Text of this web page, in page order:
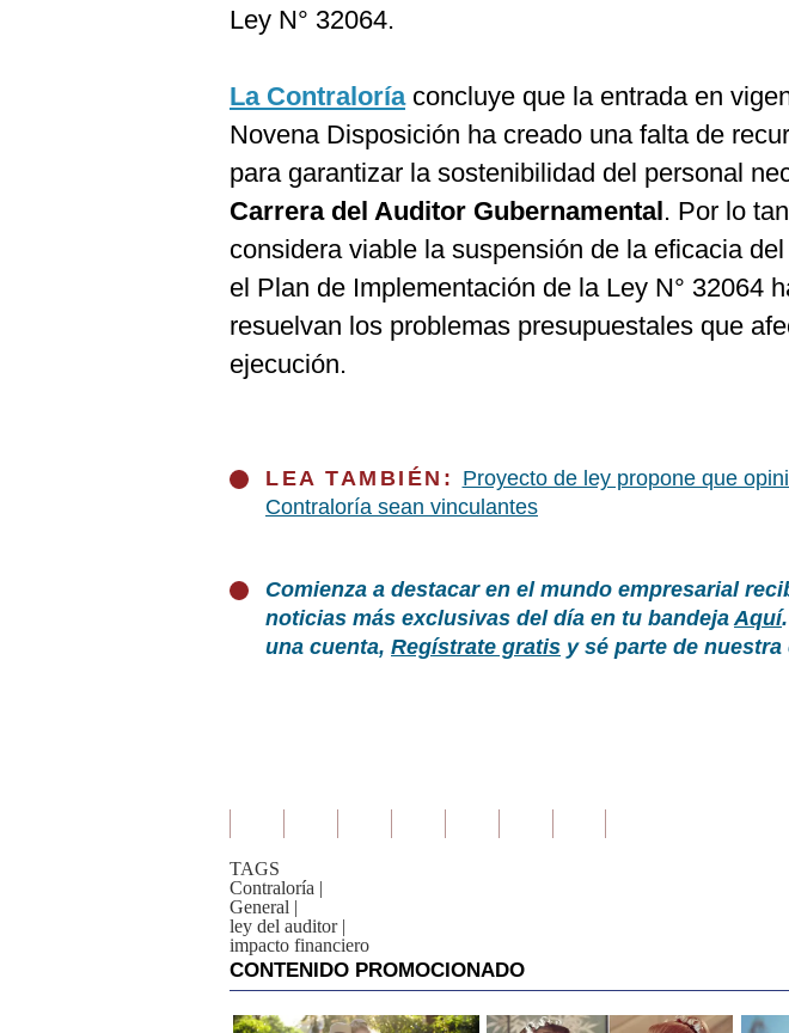
Ley N° 32064.
La Contraloríaconcluye que la entrada en
Novena Disposición ha creado una falta de
para garantizar la sostenibilidad del personal
Carrera del Auditor Gubernamental. Por lo
considera viable la suspensión de la eficacia
el Plan de Implementación de la Ley N° 32064
resuelvan los problemas presupuestales que
ejecución.
LEA TAMBIÉN: Proyecto de ley propone que
Contraloría sean vinculantes
Comienza a destacar en el mundo empresarial
noticias más exclusivas del día en tu bandejaAquí
una cuenta, Regístrate gratis y sé parte de
TAGS
Contraloría |
General |
ley del auditor |
impacto financiero